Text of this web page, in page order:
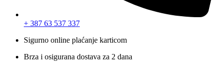
+ 387 63 537 337
Sigurno online plaćanje karticom
Brza i osigurana dostava za 2 dana